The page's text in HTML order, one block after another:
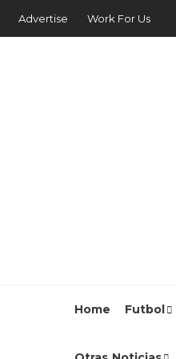
Advertise Work For Us
Home Futbol